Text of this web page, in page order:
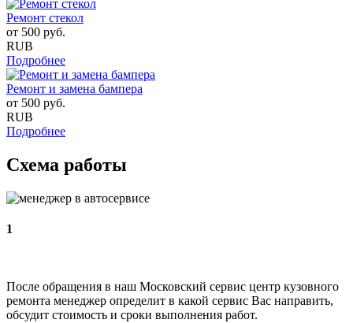
Ремонт стекол
от 500 руб.
RUB
Подробнее
Ремонт и замена бампера
от 500 руб.
RUB
Подробнее
Схема работы
1
После обращения в наш Московский сервис центр кузовного
ремонта менеджер определит в какой сервис Вас направить,
обсудит стоимость и сроки выполнения работ.